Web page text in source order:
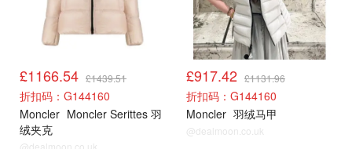
£1166.54 £1439.51
折扣码：G144160
Moncler Moncler Serittes 羽
绒夹克
@dealmoon.co.uk
£917.42 £1131.96
折扣码：G144160
Moncler 羽绒马甲
@dealmoon.co.uk